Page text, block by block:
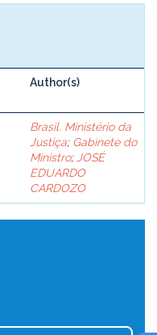
Author(s)
Brasil. Ministério da
Justiça; Gabinete do
Ministro; JOSÉ
EDUARDO
CARDOZO